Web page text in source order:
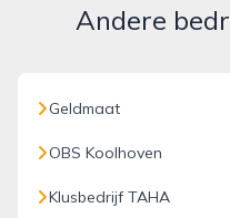
Andere
Geldmaat
OBS Koolhoven
Klusbedrijf TAHA